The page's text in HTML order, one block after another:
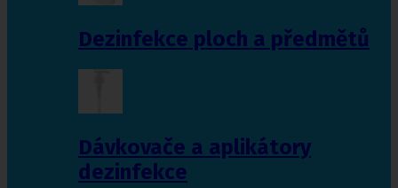
Dezinfekce ploch a předmětů
Dávkovače a aplikátory
dezinfekce